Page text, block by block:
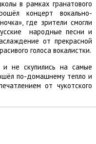
в рамках гранатового
концерт вокально-
где зрители смогли
народные песни и
от прекрасной
голоса вокалистки.
не скупились на самые
по-домашнему тепло и
от чукотского